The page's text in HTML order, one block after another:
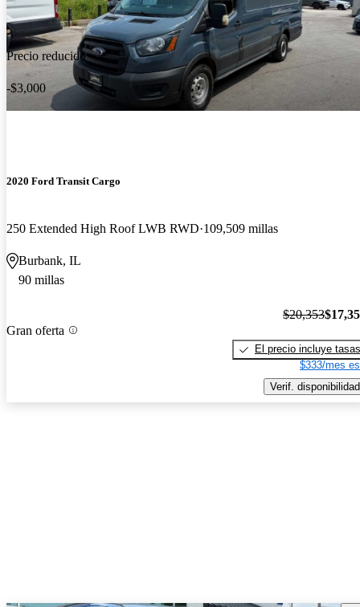
Precio reducido
-$3,000
2020 Ford Transit Cargo
250 Extended High Roof LWB RWD 109,509 millas
Burbank, IL
90 millas
Gran oferta
$20,353
El precio incluye tasas
$333/mes
Verif. disponibilidad